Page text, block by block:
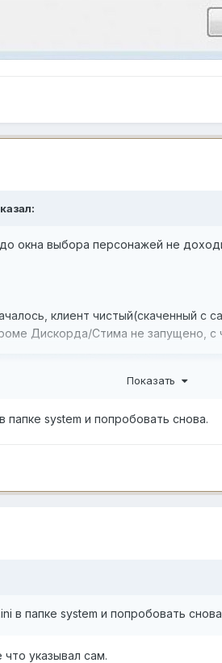
окна выбора персонажей не
клиент чистый(скаченный с
Дискорда/Стима не запущено, с
Показать
папке system и попробовать снова.
в папке system и попробовать
указывал сам.